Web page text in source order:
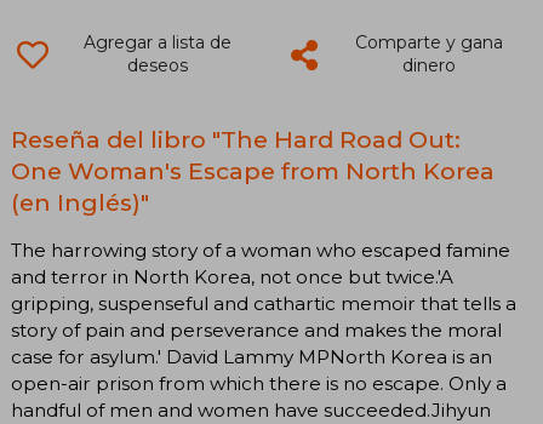
Agregar a lista de
deseos
Comparte y gana
dinero
Reseña del libro "The Hard Road Out:
One Woman's Escape from North Korea
(en Inglés)"
The harrowing story of a woman who escaped famine
and terror in North Korea, not once but twice.'A
gripping, suspenseful and cathartic memoir that tells a
story of pain and perseverance and makes the moral
case for asylum.' David Lammy MPNorth Korea is an
open-air prison from which there is no escape. Only a
handful of men and women have succeeded.Jihyun